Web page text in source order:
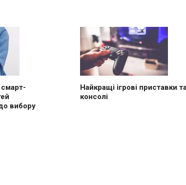
вибору
Найкращі ігрові приставки
консолі